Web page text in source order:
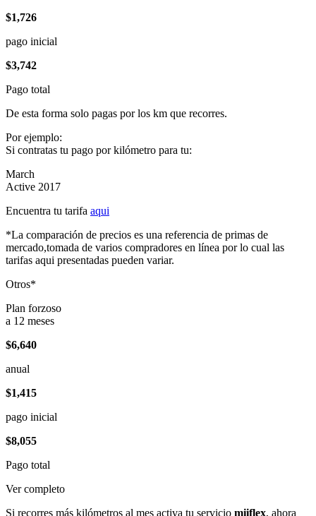
$1,726
pago inicial
$3,742
Pago total
De esta forma solo pagas por los km que recorres.
Por ejemplo:
Si contratas tu pago por kilómetro para tu:
March
Active 2017
Encuentra tu tarifa aqui
*La comparación de precios es una referencia de primas de
mercado,tomada de varios compradores en línea por lo cual las
tarifas aqui presentadas pueden variar.
Otros*
Plan forzoso
a 12 meses
$6,640
anual
$1,415
pago inicial
$8,055
Pago total
Ver completo
Si recorres más kilómetros al mes activa tu servicio miiflex, ahora